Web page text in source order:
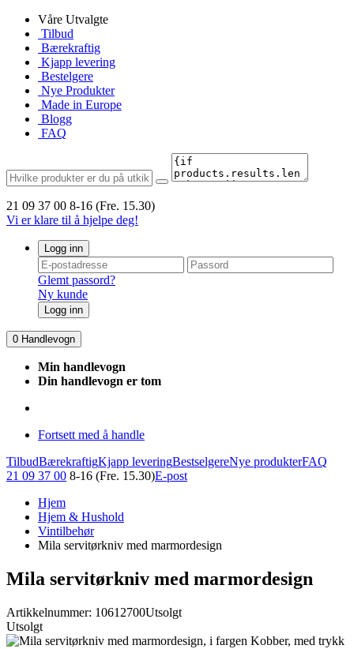
Våre Utvalgte
Tilbud
Bærekraftig
Kjapp levering
Bestelgere
Nye Produkter
Made in Europe
Blogg
FAQ
21 09 37 00 8-16 (Fre. 15.30)
Vi er klare til å hjelpe deg!
Logg inn
Glemt passord?
Ny kunde
Logg inn
0 Handlevogn
Min handlevogn
Din handlevogn er tom
Fortsett med å handle
TilbudBærekraftigKjapp leveringBestselgereNye produkterFAQ
21 09 37 00 8-16 (Fre. 15.30)E-post
Hjem
Hjem & Hushold
Vintilbehør
Mila servitørkniv med marmordesign
Mila servitørkniv med marmordesign
Artikkelnummer: 10612700Utsolgt
Utsolgt